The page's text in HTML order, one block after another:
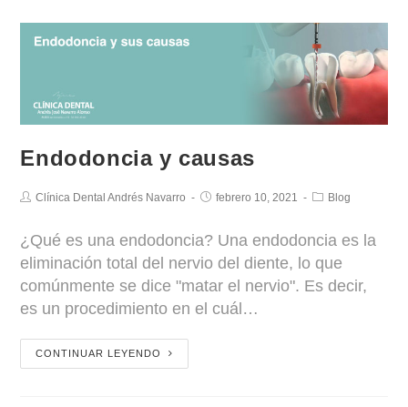
Endodoncia y causas
Clínica Dental Andrés Navarro febrero 10, 2021 Blog
¿Qué es una endodoncia? Una endodoncia es la
eliminación total del nervio del diente, lo que
comúnmente se dice "matar el nervio". Es decir,
es un procedimiento en el cuál…
CONTINUAR LEYENDO